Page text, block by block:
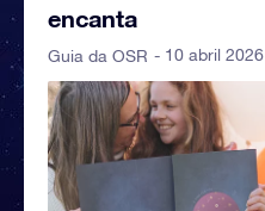
encanta
Guia da OSR - 10 abril 2026